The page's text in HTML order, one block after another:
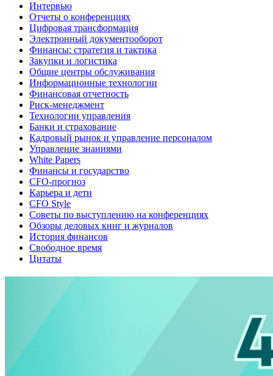
Интервью
Отчеты о конференциях
Цифровая трансформация
Электронный документооборот
Финансы: стратегия и тактика
Закупки и логистика
Общие центры обслуживания
Информационные технологии
Финансовая отчетность
Риск-менеджмент
Технологии управления
Банки и страхование
Кадровый рынок и управление персоналом
Управление знаниями
White Papers
Финансы и государство
CFO-прогноз
Карьера и дети
CFO Style
Советы по выступлению на конференциях
Обзоры деловых книг и журналов
История финансов
Свободное время
Цитаты